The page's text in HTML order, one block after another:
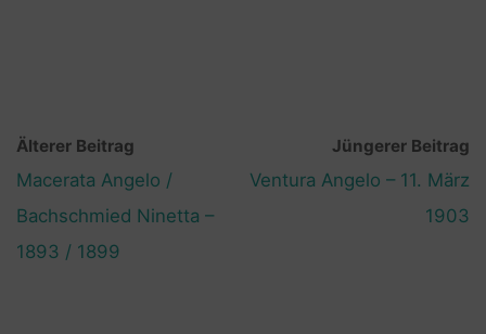
Älterer Beitrag
Macerata Angelo /
Bachschmied Ninetta –
1893 / 1899
Jüngerer Beitrag
Ventura Angelo – 11. März
1903